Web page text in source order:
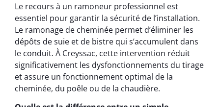
Le recours à un ramoneur professionnel est
essentiel pour garantir la sécurité de l’installation.
Le ramonage de cheminée permet d’éliminer les
dépôts de suie et de bistre qui s’accumulent dans
le conduit. À Creyssac, cette intervention réduit
significativement les dysfonctionnements du tirage
et assure un fonctionnement optimal de la
cheminée, du poêle ou de la chaudière.